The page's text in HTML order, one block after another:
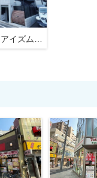
ウェルスクエアイズム中延